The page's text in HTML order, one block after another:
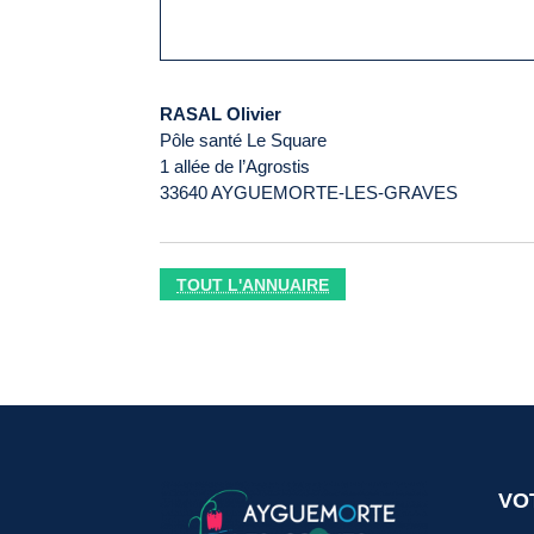
RASAL Olivier
Pôle santé Le Square
1 allée de l’Agrostis
33640 AYGUEMORTE-LES-GRAVES
TOUT L'ANNUAIRE